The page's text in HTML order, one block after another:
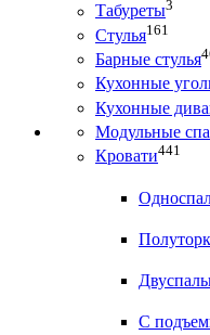
Табуреты3
Стулья161
Барные стулья
Кухонные
Кухонные
Модульные
Кровати441
С